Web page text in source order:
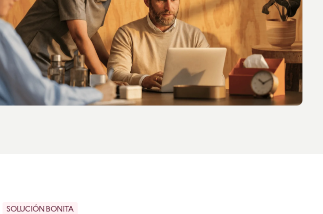
SOLUCIÓN BONITA